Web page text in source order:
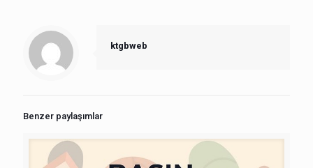
ktgbweb
Benzer paylaşımlar